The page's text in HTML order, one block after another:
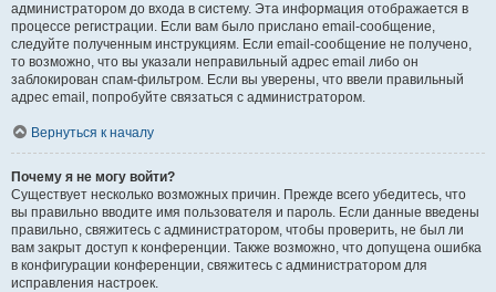
администратором до входа в систему. Эта информация отображается в
процессе регистрации. Если вам было прислано email-сообщение,
следуйте полученным инструкциям. Если email-сообщение не получено,
то возможно, что вы указали неправильный адрес email либо он
заблокирован спам-фильтром. Если вы уверены, что ввели правильный
адрес email, попробуйте связаться с администратором.
Вернуться к началу
Почему я не могу войти?
Существует несколько возможных причин. Прежде всего убедитесь, что
вы правильно вводите имя пользователя и пароль. Если данные введены
правильно, свяжитесь с администратором, чтобы проверить, не был ли
вам закрыт доступ к конференции. Также возможно, что допущена ошибка
в конфигурации конференции, свяжитесь с администратором для
исправления настроек.